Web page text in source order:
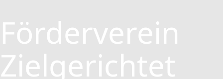
Förderverein
Zielgerichtet